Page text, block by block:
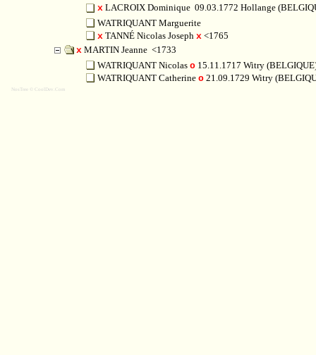
NosTree © CoolDev.Com
x LACROIX Dominique 09.03.1772 Hollange
WATRIQUANT Marguerite
x TANNÉ Nicolas Joseph x <1765
x MARTIN Jeanne <1733
WATRIQUANT Nicolas o 15.11.1717 Witry
WATRIQUANT Catherine o 21.09.1729 Witry